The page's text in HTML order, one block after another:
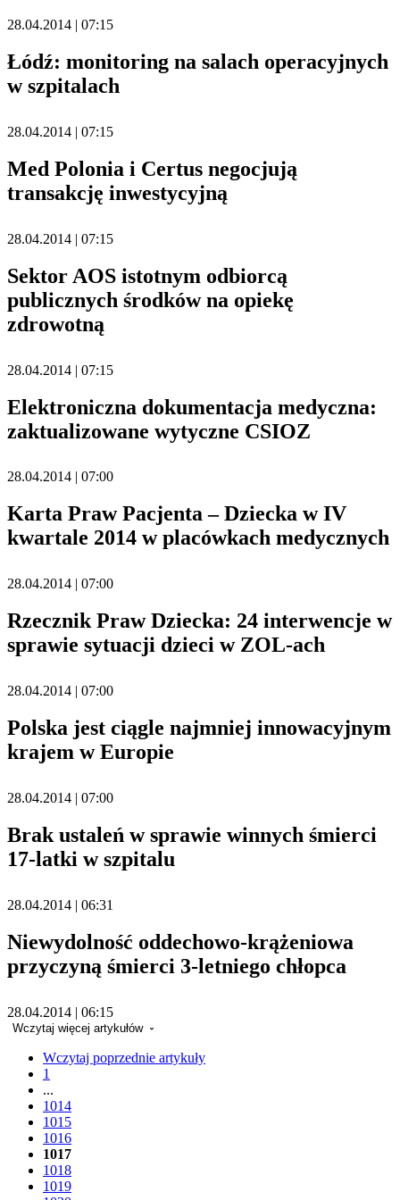
28.04.2014 | 07:15
Łódź: monitoring na salach operacyjnych
w szpitalach
28.04.2014 | 07:15
Med Polonia i Certus negocjują
transakcję inwestycyjną
28.04.2014 | 07:15
Sektor AOS istotnym odbiorcą
publicznych środków na opiekę
zdrowotną
28.04.2014 | 07:15
Elektroniczna dokumentacja medyczna:
zaktualizowane wytyczne CSIOZ
28.04.2014 | 07:00
Karta Praw Pacjenta – Dziecka w IV
kwartale 2014 w placówkach medycznych
28.04.2014 | 07:00
Rzecznik Praw Dziecka: 24 interwencje w
sprawie sytuacji dzieci w ZOL-ach
28.04.2014 | 07:00
Polska jest ciągle najmniej innowacyjnym
krajem w Europie
28.04.2014 | 07:00
Brak ustaleń w sprawie winnych śmierci
17-latki w szpitalu
28.04.2014 | 06:31
Niewydolność oddechowo-krążeniowa
przyczyną śmierci 3-letniego chłopca
28.04.2014 | 06:15
Wczytaj więcej artykułów
Wczytaj poprzednie artykuły
1
...
1014
1015
1016
1017
1018
1019